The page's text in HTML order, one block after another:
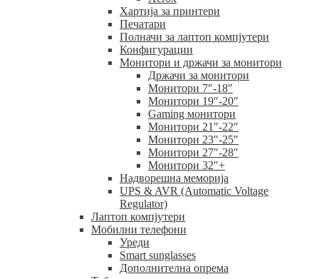
Хартија за принтери
Печатари
Полначи за лаптоп компјутери
Конфигурации
Монитори и држачи за монитори
Држачи за монитори
Монитори 7″-18″
Монитори 19″-20″
Gaming монитори
Монитори 21″-22″
Монитори 23″-25″
Монитори 27″-28″
Монитори 32″+
Надворешна меморија
UPS & AVR (Automatic Voltage
Regulator)
Лаптоп компјутери
Мобилни телефони
Уреди
Smart sunglasses
Дополнителна опрема